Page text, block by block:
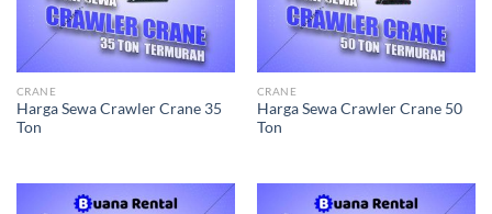
CRANE
Harga Sewa Crawler Crane 35
Ton
CRANE
Harga Sewa Crawler Crane 50
Ton